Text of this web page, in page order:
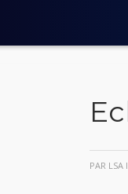
PAR LSA